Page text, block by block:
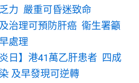
力 嚴重可昏迷致命
治理可預防肝癌 衞生署籲
處理
炎日】港41萬乙肝患者 四成
及早發現可逆轉